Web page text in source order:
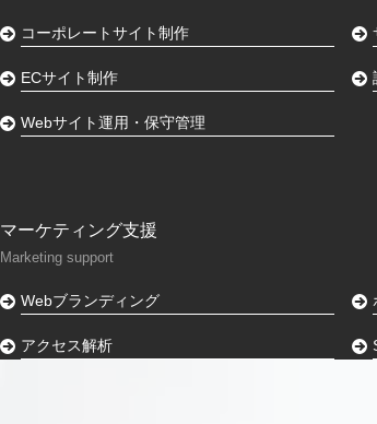
コーポレートサイト制作
ECサイト制作
Webサイト運用・保守管理
マーケティング支援
Marketing support
Webブランディング
アクセス解析